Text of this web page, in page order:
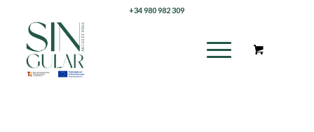
+34 980 982 309